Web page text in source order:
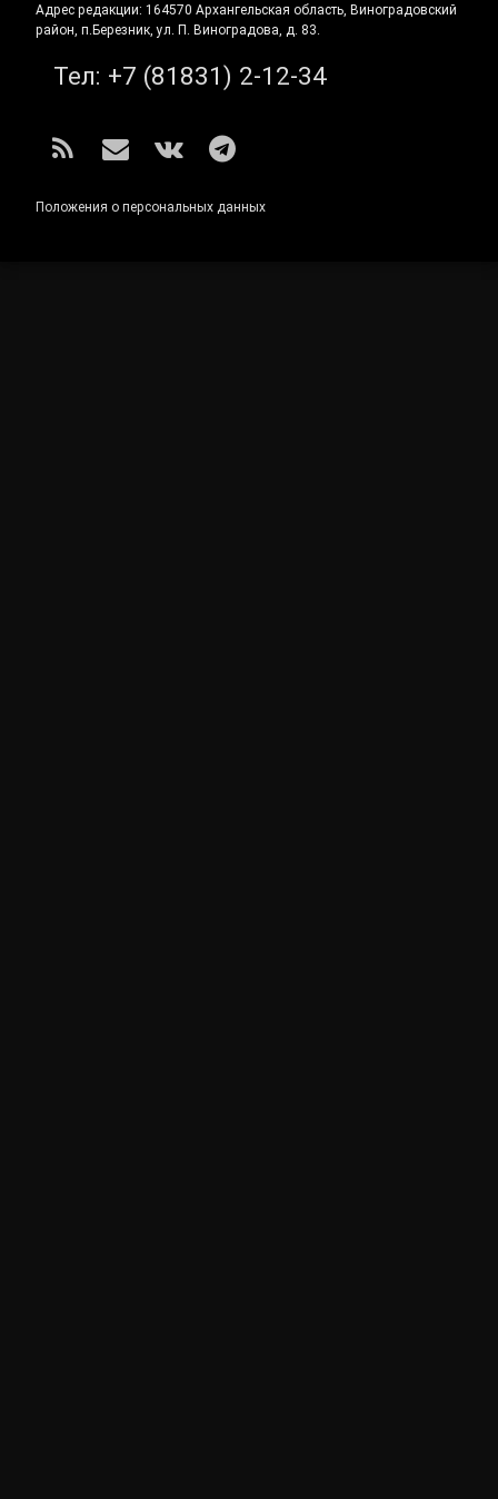
Адрес редакции: 164570 Архангельская область, Виноградовский
район, п.Березник, ул. П. Виноградова, д. 83.
Тел: +7 (81831) 2-12-34
RSS E-mailВКонтакте
Telegram
Положения о персональных данных